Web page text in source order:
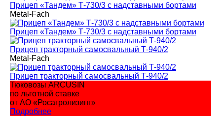
Прицеп «Тандем» Т-730/3 с надставными бортами
Metal-Fach
Прицеп «Тандем» Т-730/3 с надставными бортами
Прицеп тракторный самосвальный Т-940/2
Metal-Fach
Прицеп тракторный самосвальный Т-940/2
Тюковозы ARCUSIN
по льготной ставке
от АО «Росагролизинг»
Подробнее